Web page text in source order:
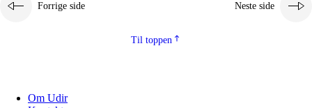
Forrige side Neste side
Til toppen
Om Udir